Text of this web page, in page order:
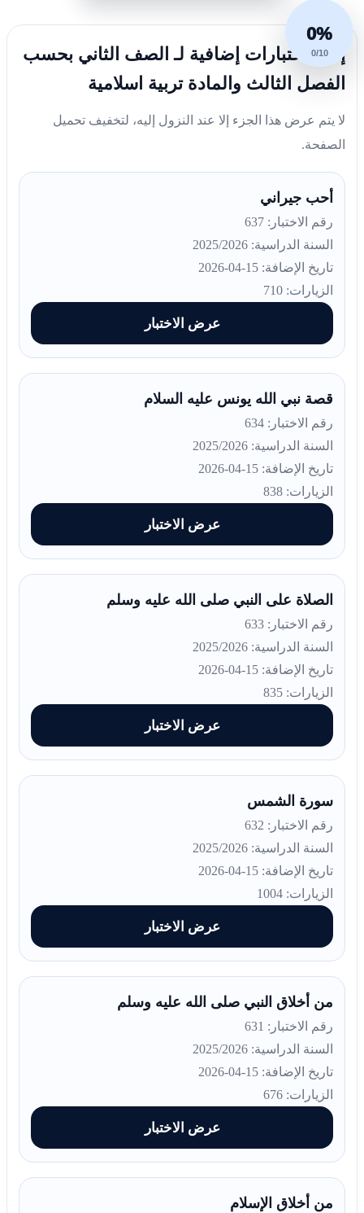
0%
0/10
إليك اختبارات إضافية لـ الصف الثاني بحسب
الفصل الثالث والمادة تربية اسلامية
لا يتم عرض هذا الجزء إلا عند النزول إليه، لتخفيف تحميل
الصفحة.
أحب جيراني
رقم الاختبار: 637
السنة الدراسية: 2025/2026
تاريخ الإضافة: 15-04-2026
الزيارات: 710
عرض الاختبار
قصة نبي الله يونس عليه السلام
رقم الاختبار: 634
السنة الدراسية: 2025/2026
تاريخ الإضافة: 15-04-2026
الزيارات: 838
عرض الاختبار
الصلاة على النبي صلى الله عليه وسلم
رقم الاختبار: 633
السنة الدراسية: 2025/2026
تاريخ الإضافة: 15-04-2026
الزيارات: 835
عرض الاختبار
سورة الشمس
رقم الاختبار: 632
السنة الدراسية: 2025/2026
تاريخ الإضافة: 15-04-2026
الزيارات: 1004
عرض الاختبار
من أخلاق النبي صلى الله عليه وسلم
رقم الاختبار: 631
السنة الدراسية: 2025/2026
تاريخ الإضافة: 15-04-2026
الزيارات: 676
عرض الاختبار
من أخلاق الإسلام